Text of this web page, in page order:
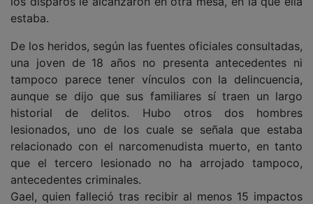
estaba.
De los heridos, según las fuentes oficiales consultadas,
una joven de 18 años no presenta antecedentes ni
tampoco parece tener vínculos con la delincuencia,
aunque se dijo que sus familiares sí traen un largo
historial de delitos. Hubo otros dos hombres
lesionados, uno de los cuale se señala que estaba
relacionado con el narcomenudista muerto, en tanto
que el tercero lesionado no ha arrojado tampoco,
antecedentes criminales.
Gael, quien falleció tras recibir al menos 15 impactos